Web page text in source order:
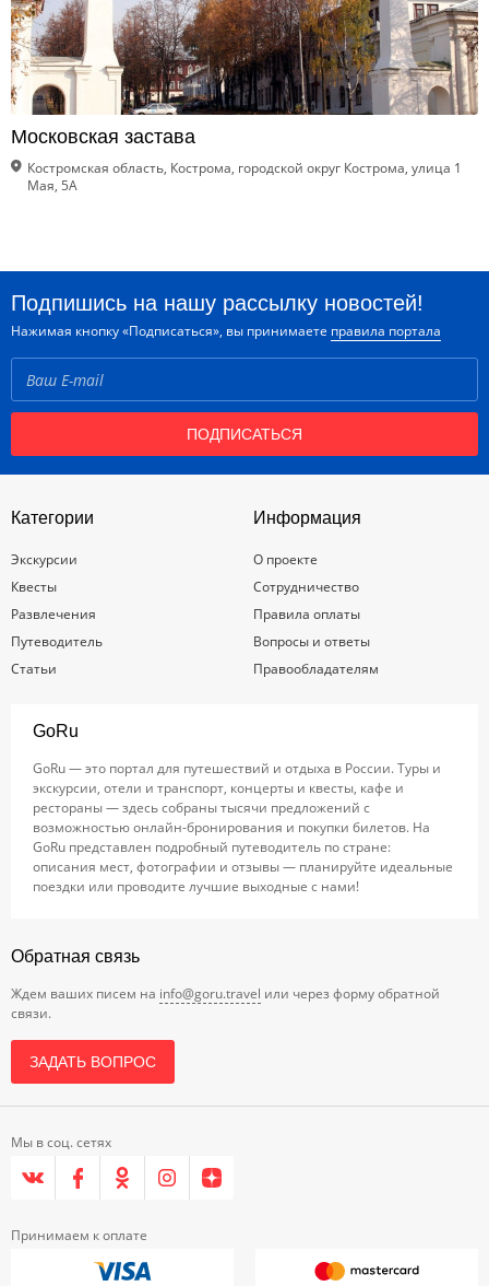
Московская застава
Костромская область, Кострома, городской округ Кострома, улица 1
Мая, 5А
Подпишись на нашу рассылку новостей!
Нажимая кнопку «Подписаться», вы принимаете правила портала
ПОДПИСАТЬСЯ
Категории
Экскурсии
Квесты
Развлечения
Путеводитель
Статьи
Информация
О проекте
Сотрудничество
Правила оплаты
Вопросы и ответы
Правообладателям
GoRu
GoRu — это портал для путешествий и отдыха в России. Туры и
экскурсии, отели и транспорт, концерты и квесты, кафе и
рестораны — здесь собраны тысячи предложений с
возможностью онлайн-бронирования и покупки билетов. На
GoRu представлен подробный путеводитель по стране:
описания мест, фотографии и отзывы — планируйте идеальные
поездки или проводите лучшие выходные с нами!
Обратная связь
Ждем ваших писем на info@goru.travel или через форму обратной
связи.
ЗАДАТЬ ВОПРОС
Мы в соц. сетях
Принимаем к оплате